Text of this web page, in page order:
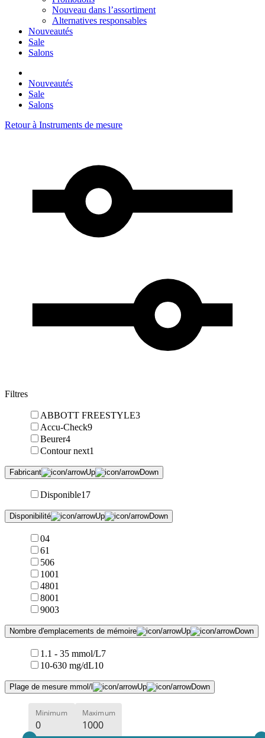
Nouveau dans l’assortiment
Alternatives responsables
Nouveautés
Sale
Salons
Nouveautés
Sale
Salons
Retour à Instruments de mesure
Filtres
ABBOTT FREESTYLE3
Accu-Check9
Beurer4
Contour next1
Fabricant
Disponible17
Disponibilité
04
61
506
1001
4801
8001
9003
Nombre d'emplacements de mémoire
1.1 - 35 mmol/L7
10-630 mg/dL10
Plage de mesure mmol/l
Minimum Maximum